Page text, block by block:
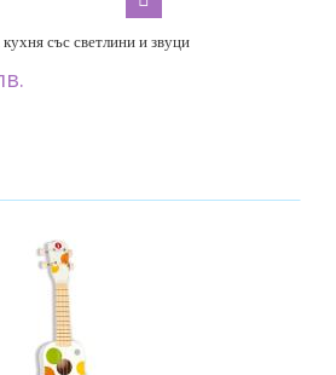
със светлини и звуци